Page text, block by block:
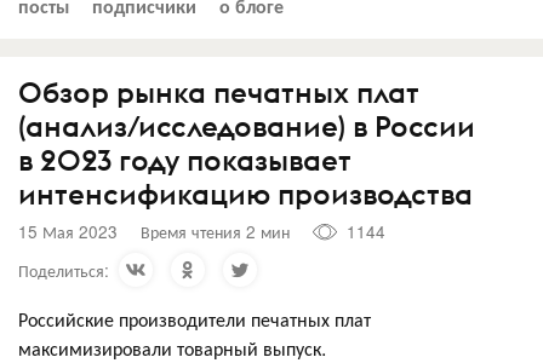
Обзор рынка печатных плат
(анализ/исследование) в России
в 2023 году показывает
интенсификацию производства
15 Мая 2023 Время чтения 2 мин
1144
Поделиться:
Российские производители печатных плат
максимизировали товарный выпуск.